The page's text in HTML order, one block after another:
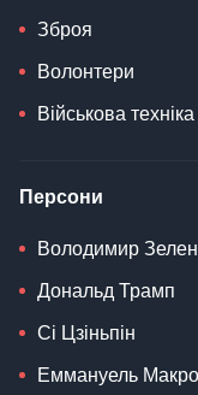
Зброя
Волонтери
Військова техніка
Персони
Володимир
Дональд Трамп
Сі Цзіньпін
Еммануель